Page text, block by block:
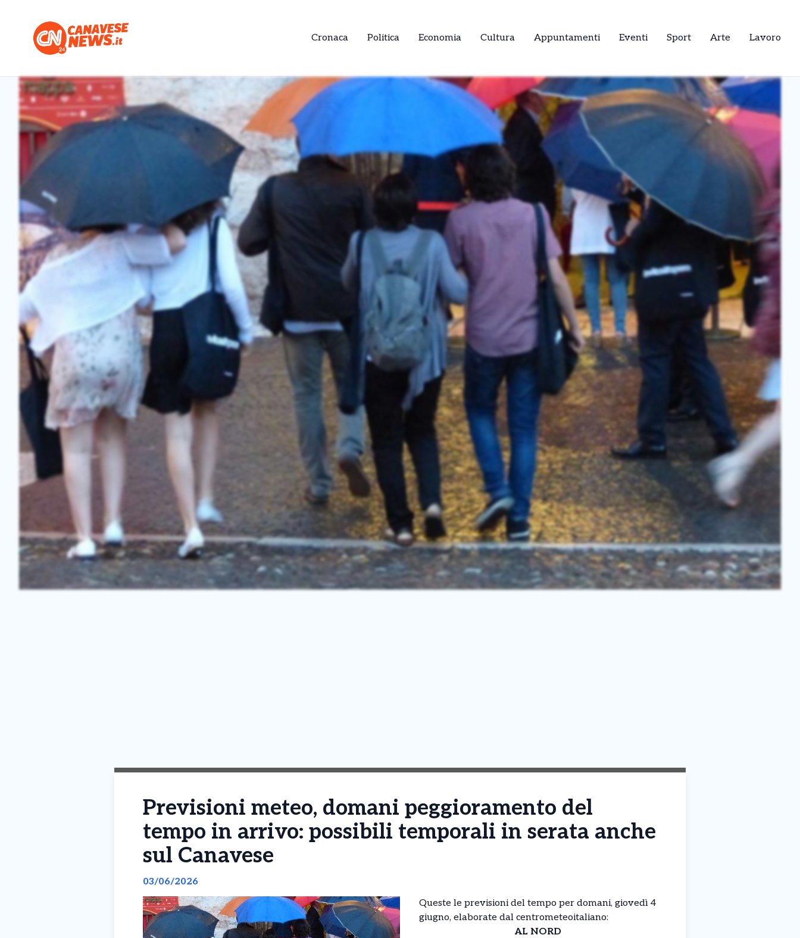
Cronaca Politica Economia Cultura Appuntamenti Eventi Sport Arte Lavoro
Previsioni meteo, domani peggioramento del
tempo in arrivo: possibili temporali in serata anche
sul Canavese
03/06/2026
Queste le previsioni del tempo per domani, giovedì 4
giugno, elaborate dal centrometeoitaliano:
AL NORD